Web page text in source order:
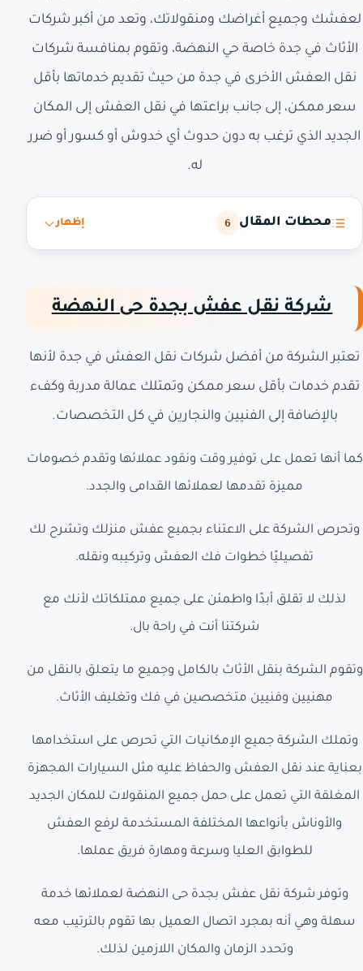
لعفشك وجميع أغراضك ومنقولاتك، وتعد من أكبر شركات
الأثاث في جدة خاصة حي النهضة، وتقوم بمنافسة شركات
نقل العفش الأخرى في جدة من حيث تقديم خدماتها بأقل
سعر ممكن، إلى جانب براعتها في نقل العفش إلى المكان
الجديد الذي ترغب به دون حدوث أي خدوش أو كسور أو ضرر
له.
محطات المقال 6 إظهار
شركة نقل عفش بجدة حى النهضة
تعتبر الشركة من أفضل شركات نقل العفش في جدة لأنها
تقدم خدمات بأقل سعر ممكن وتمتلك عمالة مدربة وكفء
بالإضافة إلى الفنيين والنجارين في كل التخصصات.
كما أنها تعمل على توفير وقت ونقود عملائها وتقدم خصومات
مميزة تقدمها لعملائها القدامى والجدد.
وتحرص الشركة على الاعتناء بجميع عفش منزلك وتشرح لك
تفصيليًا خطوات فك العفش وتركيبه ونقله.
لذلك لا تقلق أبدًا واطمئن على جميع ممتلكاتك لأنك مع
شركتنا أنت في راحة بال.
وتقوم الشركة بنقل الأثاث بالكامل وجميع ما يتعلق بالنقل من
مهنيين وفنيين متخصصين في فك وتغليف الأثاث.
وتملك الشركة جميع الإمكانيات التي تحرص على استخدامها
بعناية عند نقل العفش والحفاظ عليه مثل السيارات المجهزة
المغلقة التي تعمل على حمل جميع المنقولات للمكان الجديد
والأوناش بأنواعها المختلفة المستخدمة لرفع العفش
للطوابق العليا وسرعة ومهارة فريق عملها.
وتوفر شركة نقل عفش بجدة حى النهضة لعملائها خدمة
سهلة وهي أنه بمجرد اتصال العميل بها تقوم بالترتيب معه
وتحدد الزمان والمكان اللازمين لذلك.